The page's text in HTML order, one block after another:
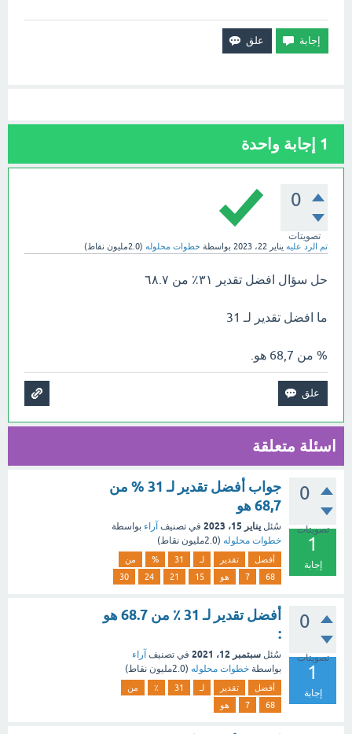
1 إجابة واحدة
0
تصويتات
تم الرد عليه يناير 22، 2023 بواسطة خطوات محلوله (2.0مليون نقاط)
حل سؤال افضل تقدير ٣١٪؜ من ٦٨.٧
ما افضل تقدير لـ 31
% من 68,7 هو.
اسئلة متعلقة
0
تصويتات
1
إجابة
جواب أفضل تقدير لـ 31 % من
68,7 هو
سُئل يناير 15، 2023 في تصنيف آراء بواسطة
خطوات محلوله (2.0مليون نقاط)
أفضل تقدير لـ 31
%
من
68
7 هو 15
21
24
30
0
تصويتات
1
إجابة
أفضل تقدير لـ 31 ٪ من 68.7 هو
:
سُئل سبتمبر 12، 2021 في تصنيف آراء
بواسطة خطوات محلوله (2.0مليون نقاط)
أفضل تقدير لـ 31 ٪
من
68
7 هو